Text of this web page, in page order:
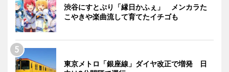
渋谷にすとぷり「縁日かふぇ」 メンカラた
こやきや楽曲流して育てたイチゴも
東京メトロ「銀座線」ダイヤ改正で増発 日